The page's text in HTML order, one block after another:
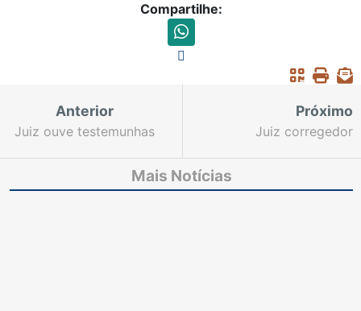
Compartilhe:
Anterior
Juiz ouve testemunhas
processos contra
“Nem”
Próximo
Juiz corregedor
judiciárias da Comarca
de Tauá
Mais Notícias